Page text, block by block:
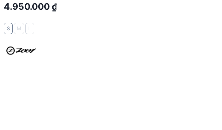
price
4.950.000₫Current
S M L